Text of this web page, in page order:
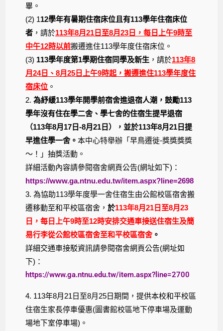
畢。
(2) 112學年有暑期住宿床位且有113學年住宿床位
者 ，請於113年8月21日至8月23日，每日上午9時至
中午12時以前搬遷進住113學年度住宿床位。
(3) 113學年度第1學期住宿同學及新生 ，請於113年8
月24日、8月25日上午9時起，搬遷進住113學年度住
宿床位 。
2.為紓緩113學年開學前宿舍進退宿人潮，鼓勵113
學年沒有住在學二舍、學七舍的住宿生提早退宿
（113年8月17日-8月21日），並於113年8月21日提
早進住學一舍。本中心特舉辦「早鳥遷徙-獎獎獎獎
～！」抽獎活動。
詳細活動內容請參閱宿舍網頁公告(網址如下)：
https://www.ga.ntnu.edu.tw/item.aspx?line=2698
3. 為協助113學年度學一舍住宿生由公館校區宿舍搬
遷移動至和平校區宿舍，於113年8月21日至8月23
日，每日上午9時至12時安排交通車接送住宿生及簡
易行李從公館校區宿舍至和平校區宿舍。
詳細交通車接駁資訊請參閱宿舍網頁公告(網址如
下)：
https://www.ga.ntnu.edu.tw/item.aspx?line=2700
4. 113年8月21日至8月25日期間，提供本校和平校區
住宿生家長停車優惠(圖書館校區地下停車場及運動
場地下室停車場)。